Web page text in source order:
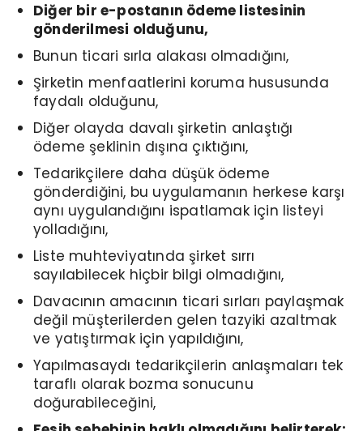
Diğer bir e-postanın ödeme listesinin
gönderilmesi olduğunu,
Bunun ticari sırla alakası olmadığını,
Şirketin menfaatlerini koruma hususunda
faydalı olduğunu,
Diğer olayda davalı şirketin anlaştığı
ödeme şeklinin dışına çıktığını,
Tedarikçilere daha düşük ödeme
gönderdiğini, bu uygulamanın herkese karşı
aynı uygulandığını ispatlamak için listeyi
yolladığını,
Liste muhteviyatında şirket sırrı
sayılabilecek hiçbir bilgi olmadığını,
Davacının amacının ticari sırları paylaşmak
değil müşterilerden gelen tazyiki azaltmak
ve yatıştırmak için yapıldığını,
Yapılmasaydı tedarikçilerin anlaşmaları tek
taraflı olarak bozma sonucunu
doğurabileceğini,